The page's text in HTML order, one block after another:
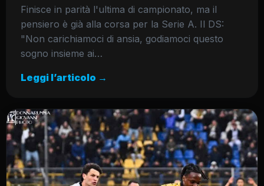
Finisce in parità l'ultima di campionato, ma il
pensiero è già alla corsa per la Serie A. Il DS:
"Non carichiamoci di ansia, godiamoci questo
sogno insieme ai…
Leggi l’articolo →